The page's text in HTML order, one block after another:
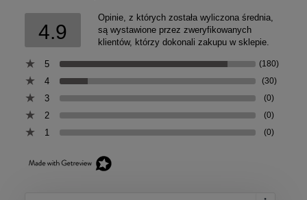
4.9
Opinie, z których została wyliczona średnia,
są wystawione przez zweryfikowanych
klientów, którzy dokonali zakupu w sklepie.
5 (180)
4 (30)
3 (0)
2 (0)
1 (0)